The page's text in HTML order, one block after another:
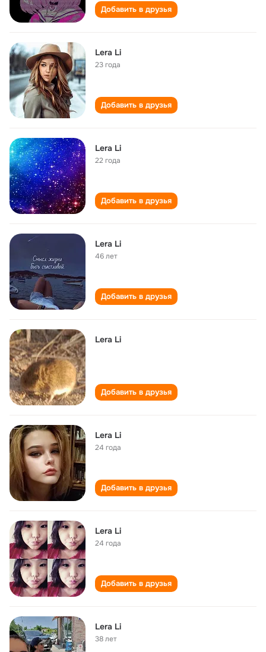
Добавить в друзья
Lera Li
23 года
Добавить в друзья
Lera Li
22 года
Добавить в друзья
Lera Li
46 лет
Добавить в друзья
Lera Li
Добавить в друзья
Lera Li
24 года
Добавить в друзья
Lera Li
24 года
Добавить в друзья
Lera Li
38 лет